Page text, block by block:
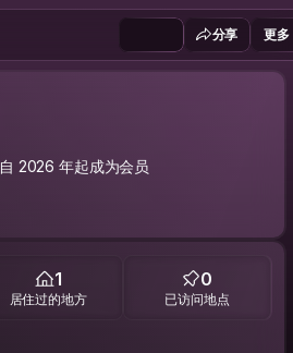
分享 更多
自 2026 年起成为会员
1
居住过的地方
0
已访问地点